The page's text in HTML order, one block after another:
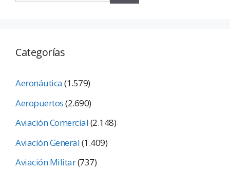
Categorías
Aeronáutica(1.579)
Aeropuertos(2.690)
Aviación Comercial(2.148)
Aviación General(1.409)
Aviación Militar(737)